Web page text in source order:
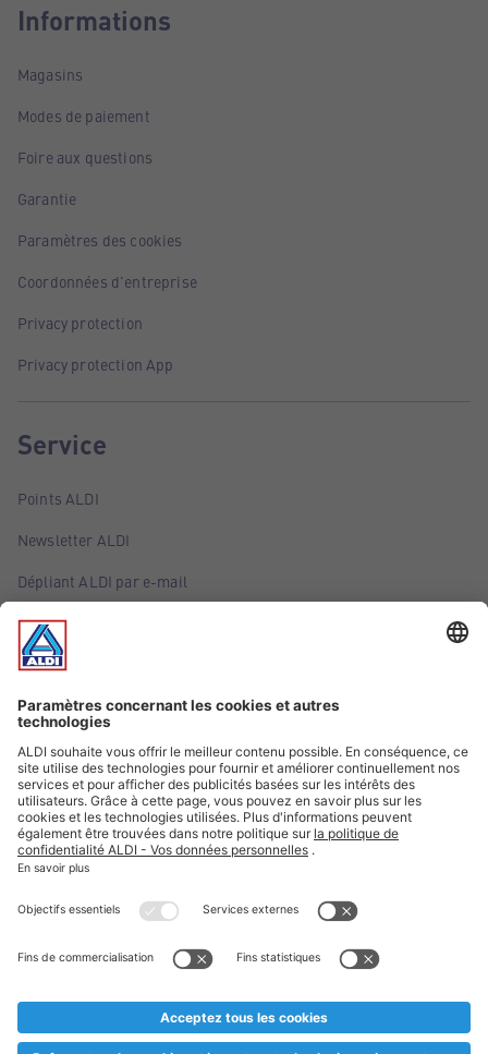
Informations
Magasins
Modes de paiement
Foire aux questions
Garantie
Paramètres des cookies
Coordonnées d'entreprise
Privacy protection
Privacy protection App
Service
Points ALDI
Newsletter ALDI
Dépliant ALDI par e-mail
Offres
Infos essentielles
Suivez ALDI Belgique
Textes marqués d'un astérisque et mentions légales
* Nous vendons ces articles temporairement et jusqu'à
au cas où, malgré le planning bien étudié, nous serions
prématurément en rupture de stock. Prix Recupel et TVA incl.
** Sur ce site, l’utilisation de la forme masculine a été adoptée